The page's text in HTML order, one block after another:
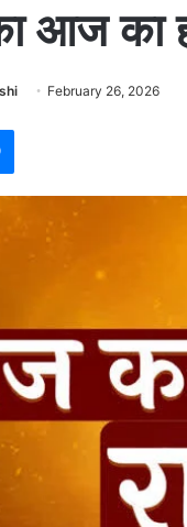
आज का
February 26, 2026
Messenger